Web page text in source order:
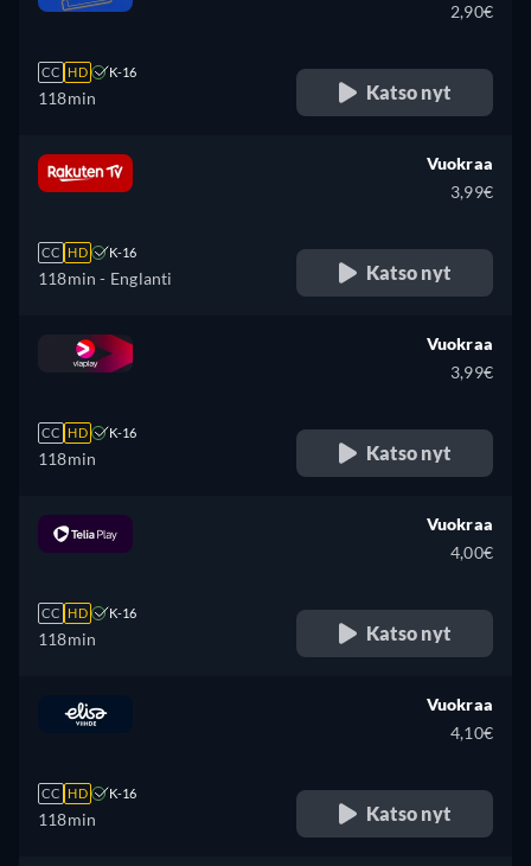
CC HD K-16
118min
2,90€
Katso nyt
CC HD K-16
118min - Englanti
Vuokraa
3,99€
Katso nyt
CC HD K-16
118min
Vuokraa
3,99€
Katso nyt
CC HD K-16
118min
Vuokraa
4,00€
Katso nyt
CC HD K-16
118min
Vuokraa
4,10€
Katso nyt